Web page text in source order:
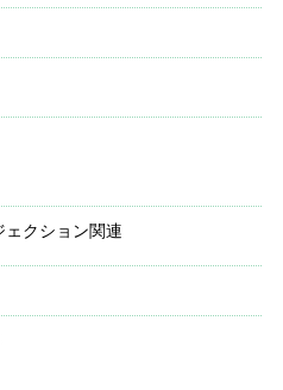
ェクション関連